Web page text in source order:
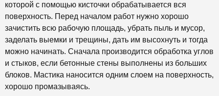
которой с помощью кисточки обрабатывается вся
поверхность. Перед началом работ нужно хорошо
зачистить всю рабочую площадь, убрать пыль и мусор,
заделать выемки и трещины, дать им высохнуть и тогда
можно начинать. Сначала производится обработка углов
и стыков, если бетонные стены выполнены из больших
блоков. Мастика наносится одним слоем на поверхность,
хорошо промазываясь.